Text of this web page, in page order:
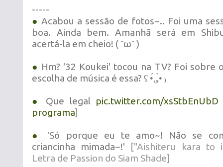
-----
● Acabou a sessão de fotos~.. Foi uma
boa. Ainda bem. Amanhã será em
acertá-la em cheio! ( ˘ω˘ )
● Hm? '32 Koukei' tocou na TV? Foi sobre
escolha de música é essa? ʕ •́؈•̀ ₎
● Que legal pic.twitter.com/xsStbEnUbD
programa]
●
'Só porque eu te amo~! Não se
criancinha mimada~!'
["Aishiteru kara to
Letra de Passion do Siam Shade]